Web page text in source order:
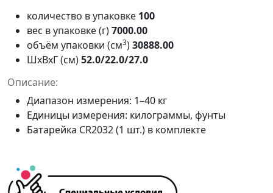
количество в упаковке 100
вес в упаковке (г)7000.00
объём упаковки (см3)30888.00
ШxВxГ (см)52.0/22.0/27.0
Описание:
Диапазон измерения: 1–40 кг
Единицы измерения: килограммы, фунты
Батарейка CR2032 (1 шт.) в комплекте